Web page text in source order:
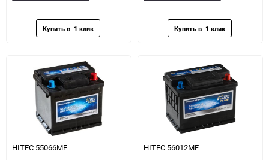
HITEC 55066MF HITEC 56012MF